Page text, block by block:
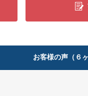
お客様の声（６